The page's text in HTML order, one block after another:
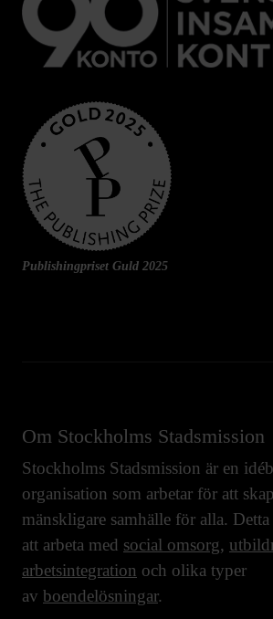
Publishingpriset Guld 2025
Om Stockholms Stadsmission
Stockholms Stadsmission är en
organisation som arbetar för att
mänskligare samhälle för alla.
att arbeta med social omsorg,
arbetsintegration och olika typer
av boendelösningar.